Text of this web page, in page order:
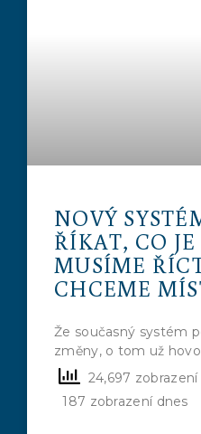
NOVÝ
ŘÍKAT, CO JE
MUSÍME
CHCEME
Že současný systém
změny, o tom už
24,697
187 zobrazení dnes